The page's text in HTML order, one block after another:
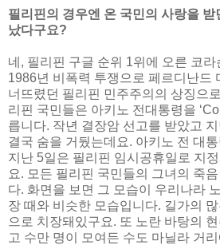
필리핀의 경우엔 온 국민의 사랑을 받
났다구요?
네, 필리핀 구글 순위 1위에 오른 코
1986년 비폭력 투쟁으로 페르디난드
너뜨렸던 필리핀 민주주의의 상징으
리핀 국민들은 아키노 전대통령을
릅니다. 작년 결장암 선고를 받았고
결국 숨을 거뒀는데요. 아키노 전 대
지난 5일은 필리핀 임시공휴일로 지
요. 모든 필리핀 국민들의 그녀의 죽
다. 화면을 보면 그 모습이 우리나라
장 때와 비슷한 모습입니다. 길가의
으로 치장돼있구요. 또 노란 바탕의
고 수만 명이 모여든 수도 마닐라 거